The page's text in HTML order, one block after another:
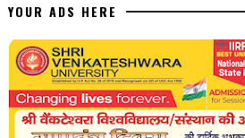
YOUR ADS HERE